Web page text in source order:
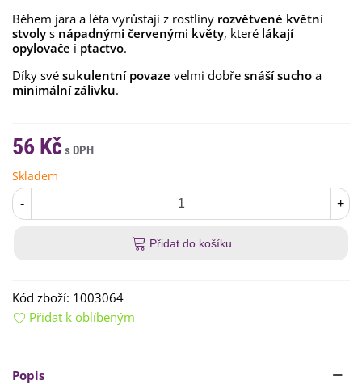
Během jara a léta vyrůstají z rostliny rozvětvené květní
stvoly s nápadnými červenými květy, které lákají
opylovače i ptactvo.
Díky své sukulentní povaze velmi dobře snáší sucho a
minimální zálivku.
56 Kč
Skladem
- +
Přidat do košíku
Kód zboží: 1003064
Přidat k oblíbeným
Popis